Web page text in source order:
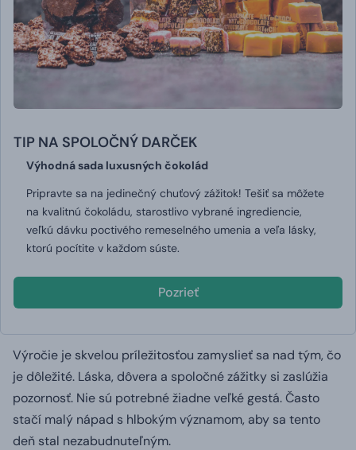
TIP NA SPOLOČNÝ DARČEK
Výhodná sada luxusných čokolád
Pripravte sa na jedinečný chuťový zážitok! Tešiť sa môžete
na kvalitnú čokoládu, starostlivo vybrané ingrediencie,
veľkú dávku poctivého remeselného umenia a veľa lásky,
ktorú pocítite v každom súste.
Pozrieť
Výročie je skvelou príležitosťou zamyslieť sa nad tým, čo
je dôležité. Láska, dôvera a spoločné zážitky si zaslúžia
pozornosť. Nie sú potrebné žiadne veľké gestá. Často
stačí malý nápad s hlbokým významom, aby sa tento
deň stal nezabudnuteľným.